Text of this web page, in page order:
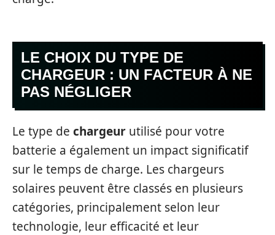
LE CHOIX DU TYPE DE
CHARGEUR : UN FACTEUR À NE
PAS NÉGLIGER
Le type de chargeur utilisé pour votre
batterie a également un impact significatif
sur le temps de charge. Les chargeurs
solaires peuvent être classés en plusieurs
catégories, principalement selon leur
technologie, leur efficacité et leur